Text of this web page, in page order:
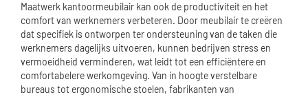
Maatwerk kantoormeubilair kan ook de productiviteit en het
comfort van werknemers verbeteren. Door meubilair te creëren
dat specifiek is ontworpen ter ondersteuning van de taken die
werknemers dagelijks uitvoeren, kunnen bedrijven stress en
vermoeidheid verminderen, wat leidt tot een efficiëntere en
comfortabelere werkomgeving. Van in hoogte verstelbare
bureaus tot ergonomische stoelen, fabrikanten van